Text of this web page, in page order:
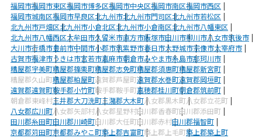
福岡市福岡市東区福岡市博多区福岡市中央区福岡市南区福岡市西区
福岡市城南区福岡市早良区北九州市北九州市門司区北九州市若松区
北九州市戸畑区北九州市小倉北区北九州市小倉南区北九州市八幡東区
北九州市八幡西区大牟田市久留米市直方市飯塚市田川市柳川市八女市筑後市
大川市行橋市豊前市中間市小郡市筑紫野市春日市大野城市宗像市太宰府市
古賀市福津市うきは市宮若市嘉麻市朝倉市みやま市糸島市那珂川市
糟屋郡宇美町糟屋郡篠栗町糟屋郡志免町糟屋郡須惠町糟屋郡新宮町
糟屋郡久山町糟屋郡粕屋町遠賀郡芦屋町遠賀郡水巻町遠賀郡岡垣町
遠賀郡遠賀町鞍手郡小竹町鞍手郡鞍手町嘉穂郡桂川町朝倉郡筑前町
朝倉郡東峰村三井郡大刀洗町三潴郡大木町八女郡黒木町八女郡立花町
八女郡広川町八女郡矢部村八女郡星野村田川郡香春町田川郡添田町
田川郡糸田町田川郡川崎町田川郡大任町田川郡赤村田川郡福智町
京都郡苅田町京都郡みやこ町築上郡吉富町築上郡上毛町築上郡築上町